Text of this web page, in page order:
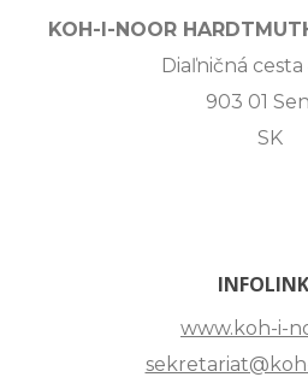
KOH-I-NOOR
Diaľničná cesta
903 01
SK
www.koh-i-